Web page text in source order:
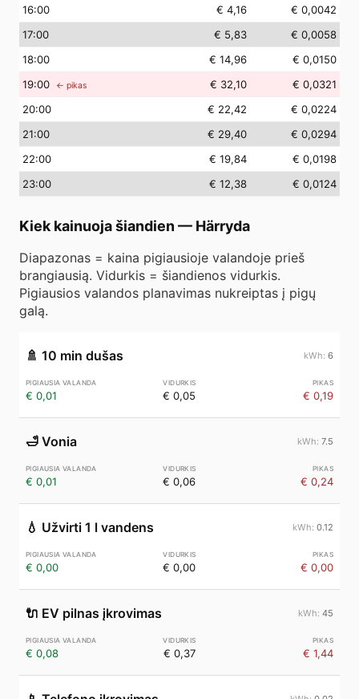
16:00 € 4,16
€ 0,0042
17:00 € 5,83
€ 0,0058
18:00 € 14,96
€ 0,0150
19:00 ← pikas € 32,10
€ 0,0321
20:00 € 22,42
€ 0,0224
21:00 € 29,40
€ 0,0294
22:00 € 19,84
€ 0,0198
23:00 € 12,38 € 0,0124
Kiek kainuoja šiandien — Härryda
Diapazonas = kaina pigiausioje valandoje prieš
brangiausią. Vidurkis = šiandienos vidurkis.
Pigiausios valandos planavimas nukreiptas į pigų
galą.
🚿 10 min dušas 6
€ 0,01 € 0,05 € 0,19
🛁 Vonia 7.5
€ 0,01 € 0,06 € 0,24
💧 Užvirti 1 l vandens 0.12
€ 0,00 € 0,00 € 0,00
🔌 EV pilnas įkrovimas 45
€ 0,08 € 0,37 € 1,44